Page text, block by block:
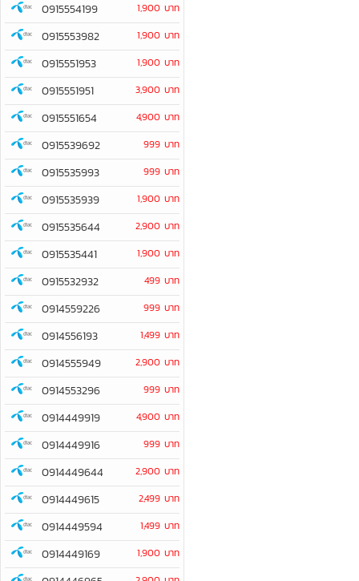
0915554199 1,900 บาท
0915553982 1,900 บาท
0915551953 1,900 บาท
0915551951 3,900 บาท
0915551654 4,900 บาท
0915539692 999 บาท
0915535993 999 บาท
0915535939 1,900 บาท
0915535644 2,900 บาท
0915535441 1,900 บาท
0915532932 499 บาท
0914559226 999 บาท
0914556193 1,499 บาท
0914555949 2,900 บาท
0914553296 999 บาท
0914449919 4,900 บาท
0914449916 999 บาท
0914449644 2,900 บาท
0914449615 2,499 บาท
0914449594 1,499 บาท
0914449169 1,900 บาท